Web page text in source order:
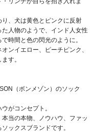
、犬は黄色とピンクに反射
人物のようで、インド人女性
時間と色の閃光のように。
ンイエロー、ピーチピンク、
す。
（ボンメゾン）のソック
がコンセプト。
当の本物、ノウハウ、ファッ
ックスブランドです。